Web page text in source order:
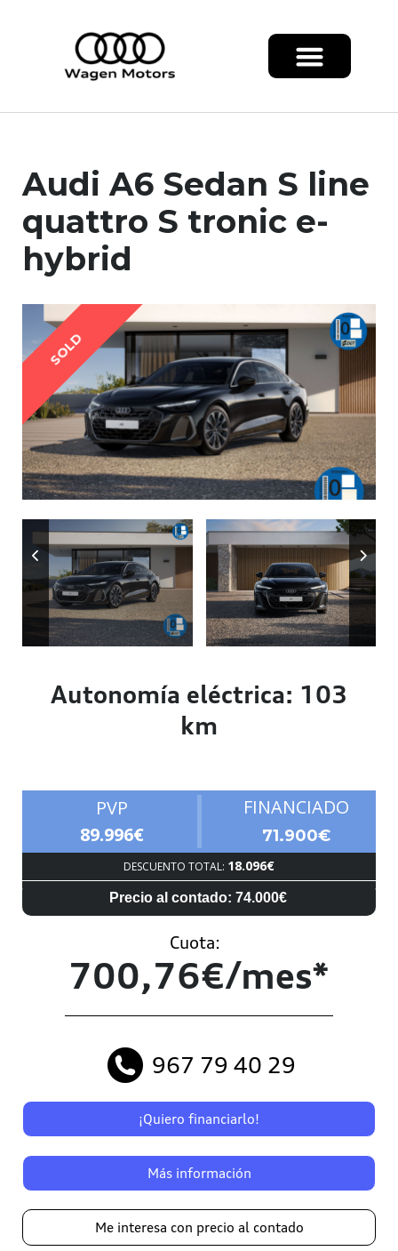
Audi A6 Sedan S line
quattro S tronic e-
hybrid
SOLD
Autonomía eléctrica: 103
km
PVP
89.996€
FINANCIADO
71.900€
DESCUENTO TOTAL: 18.096€
Precio al contado: 74.000€
Cuota:
700,76€/mes*
967 79 40 29
¡Quiero financiarlo!
Más información
Me interesa con precio al contado